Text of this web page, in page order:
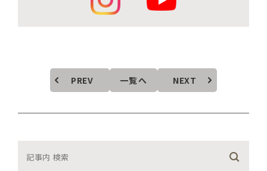
PREV 一覧へ NEXT